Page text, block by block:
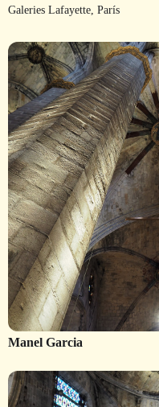
Galeries Lafayette, París
Manel Garcia